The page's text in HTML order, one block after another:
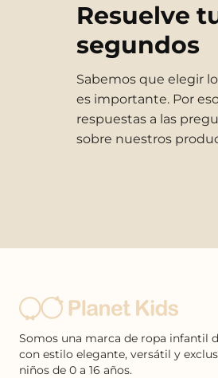
Resuelve
segundos
Sabemos que elegir
es importante. Por
respuestas a las
sobre nuestros
Somos una marca de ropa infantil
con estilo elegante, versátil y
niños de 0 a 16 años.